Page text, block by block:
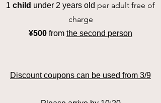
1 child under 2 years old per adult free of
charge
¥500 from the second person
​Discount coupons can be used from 3/9